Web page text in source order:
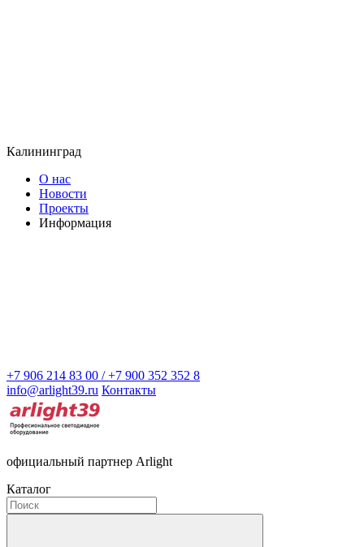
Калининград
О нас
Новости
Проекты
Информация
+7 906 214 83 00 / +7 900 352 352 8
info@arlight39.ru Контакты
официальный партнер Arlight
Каталог